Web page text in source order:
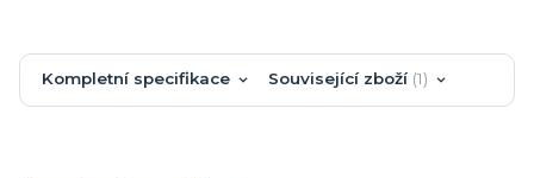
Kompletní specifikace Související zboží 1